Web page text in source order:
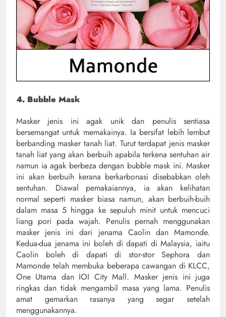
4. Bubble Mask
Masker jenis ini agak unik dan penulis sentiasa
bersemangat untuk memakainya. Ia bersifat lebih lembut
berbanding masker tanah liat. Turut terdapat jenis masker
tanah liat yang akan berbuih apabila terkena sentuhan air
namun ia agak berbeza dengan bubble mask ini. Masker
ini akan berbuih kerana berkarbonasi disebabkan oleh
sentuhan. Diawal pemakaiannya, ia akan kelihatan
normal seperti masker biasa namun, akan berbuih-buih
dalam masa 5 hingga ke sepuluh minit untuk mencuci
liang pori pada wajah. Penulis pernah menggunakan
masker jenis ini dari jenama Caolin dan Mamonde.
Kedua-dua jenama ini boleh di dapati di Malaysia, iaitu
Caolin boleh di dapati di stor-stor Sephora dan
Mamonde telah membuka beberapa cawangan di KLCC,
One Utama dan IOI City Mall. Masker jenis ini juga
ringkas dan tidak mengambil masa yang lama. Penulis
amat gemarkan rasanya yang segar setelah
menggunakannya.